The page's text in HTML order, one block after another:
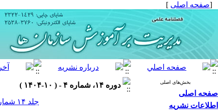
[صفحه اصلی ]
بخش‌های اصلی
صفحه اصلی
اطلاعات نشریه
دوره ۱۴، شماره ۴ - ( ۱۰-۱۴۰۴ )
جلد ۱۴ شماره ۴ صفحات ۳۶-۱۳